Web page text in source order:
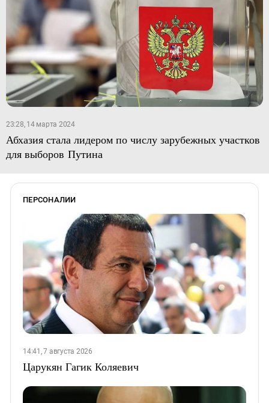
23:28, 14 марта 2024
Абхазия стала лидером по числу зарубежных участков
для выборов Путина
ПЕРСОНАЛИИ
14:41, 7 августа 2026
Царукян Гагик Коляевич